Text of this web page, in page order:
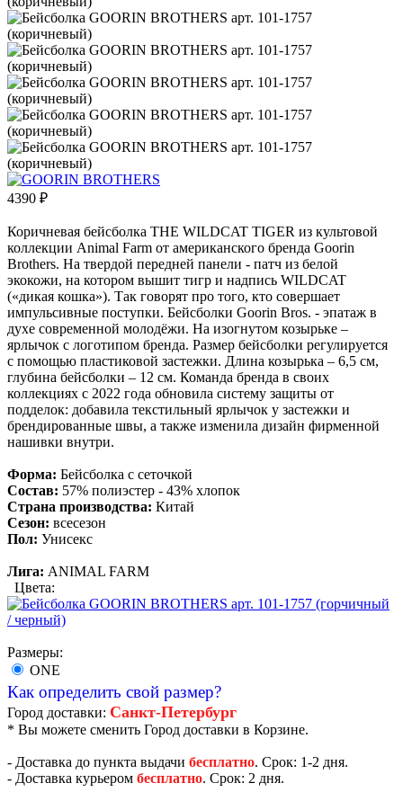
4390 ₽
Коричневая бейсболка THE WILDCAT TIGER из культовой
коллекции Animal Farm от американского бренда Goorin
Brothers. На твердой передней панели - патч из белой
экокожи, на котором вышит тигр и надпись WILDCAT
(«дикая кошка»). Так говорят про того, кто совершает
импульсивные поступки. Бейсболки Goorin Bros. - эпатаж в
духе современной молодёжи. На изогнутом козырьке –
ярлычок с логотипом бренда. Размер бейсболки регулируется
с помощью пластиковой застежки. Длина козырька – 6,5 см,
глубина бейсболки – 12 см. Команда бренда в своих
коллекциях с 2022 года обновила систему защиты от
подделок: добавила текстильный ярлычок у застежки и
брендированные швы, а также изменила дизайн фирменной
нашивки внутри.
Форма: Бейсболка с сеточкой
Состав: 57% полиэстер - 43% хлопок
Страна производства: Китай
Сезон: всесезон
Пол: Унисекс
Лига: ANIMAL FARM
Цвета:
Размеры:
ONE
Как определить свой размер?
Город доставки: Санкт-Петербург
* Вы можете сменить Город доставки в Корзине.
- Доставка до пункта выдачи бесплатно. Срок: 1-2 дня.
- Доставка курьером бесплатно. Срок: 2 дня.